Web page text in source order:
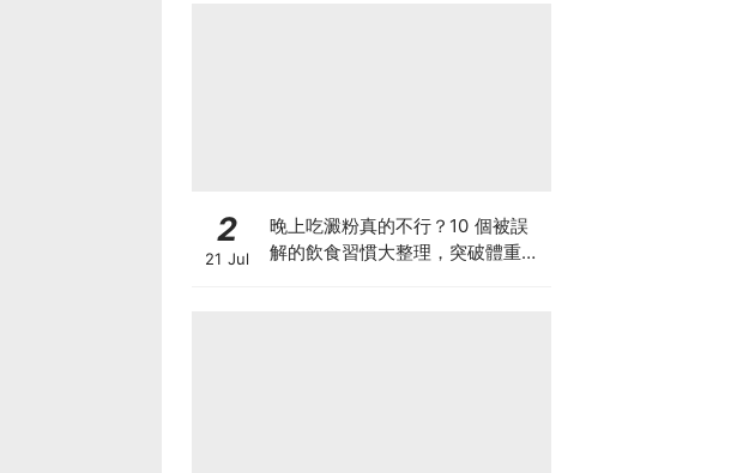
2
21 Jul
晚上吃澱粉真的不行？10 個被誤
解的飲食習慣大整理，突破體重停